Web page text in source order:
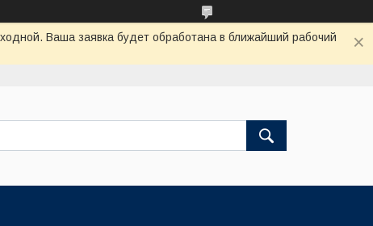
Ваша заявка будет обработана в ближайший рабочий